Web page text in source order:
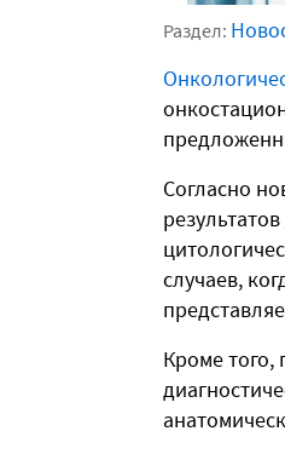
Раздел:
Согласно
случаев,
Кроме того,